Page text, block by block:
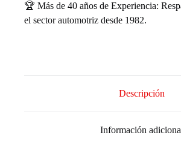
🏆 Más de 40 años de Experiencia:
el sector automotriz desde 1982.
Descripción
Información